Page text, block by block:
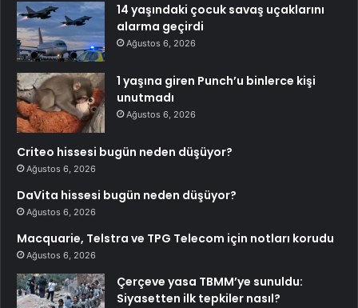
14 yaşındaki çocuk savaş uçaklarını
alarma geçirdi
Ağustos 6, 2026
1 yaşına giren Punch’u binlerce kişi
unutmadı
Ağustos 6, 2026
Criteo hissesi bugün neden düşüyor?
Ağustos 6, 2026
DaVita hissesi bugün neden düşüyor?
Ağustos 6, 2026
Macquarie, Telstra ve TPG Telecom için notları korudu
Ağustos 6, 2026
Çerçeve yasa TBMM’ye sunuldu:
Siyasetten ilk tepkiler nasıl?